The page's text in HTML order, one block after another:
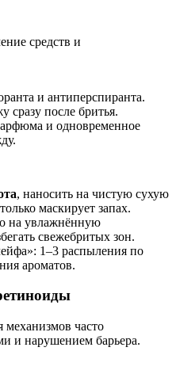
средств и
и антиперспиранта.
сразу после бритья.
и одновременное
, наносить на чистую сухую
маскирует запах.
на увлажнённую
свежебритых зон.
1–3 распыления по
ароматов.
часто
и нарушением барьера.